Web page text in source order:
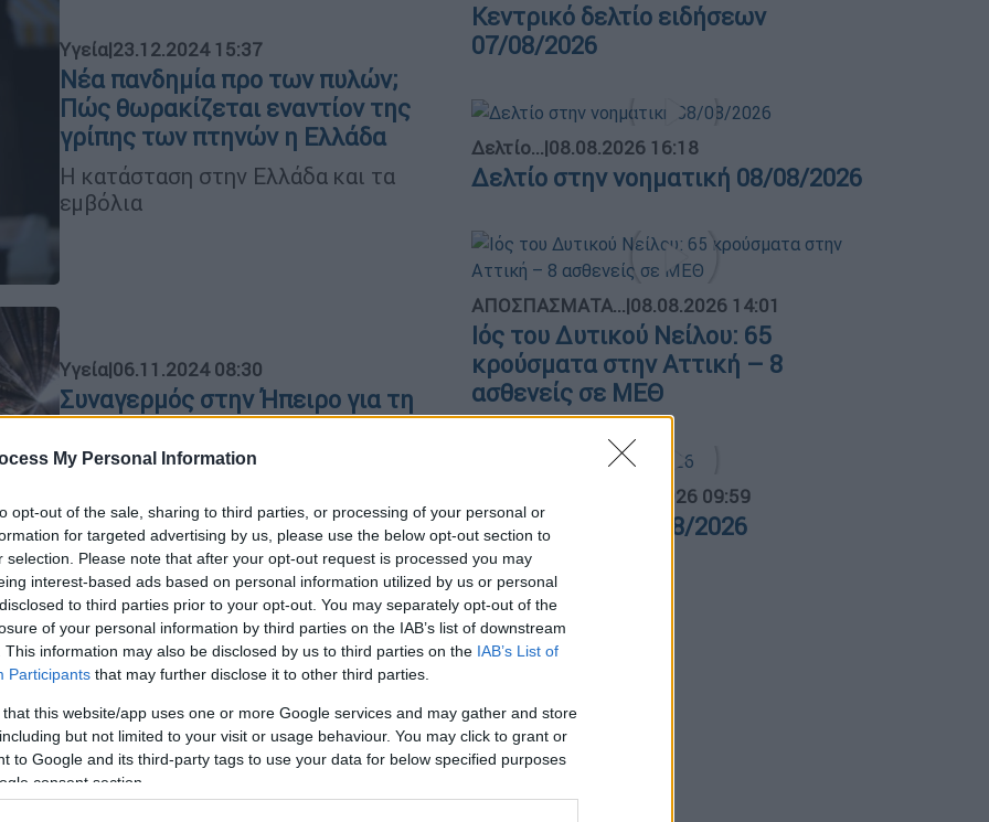
My Personal Information
opt-out of the sale, sharing to third parties, or processing of your personal or
for targeted advertising by us, please use the below opt-out section to
selection. Please note that after your opt-out request is processed you may
interest-based ads based on personal information utilized by us or personal
to third parties prior to your opt-out. You may separately opt-out of the
of your personal information by third parties on the IAB’s list of downstream
This information may also be disclosed by us to third parties on the IAB’s List of
Participants that may further disclose it to other third parties.
that this website/app uses one or more Google services and may gather and store
but not limited to your visit or usage behaviour. You may click to grant or
to Google and its third-party tags to use your data for below specified purposes
consent section.
Υγεία|23.12.2024 15:37
Νέα πανδημία προ των πυλών;
Πώς θωρακίζεται εναντίον της
γρίπης των πτηνών η Ελλάδα
Η κατάσταση στην Ελλάδα και τα
εμβόλια
Υγεία|06.11.2024 08:30
Συναγερμός στην Ήπειρο για τη
γρίπη των πτηνών που χτυπά τη
Βουλγαρία
προληπτικά μέτρα
Κόσμος|01.10.2024 14:51
Χιτσκοκικές εικόνες στην
Αργεντινή: Χιλιάδες παπαγάλοι
στον ουρανό της πόλης Χιλάριο
Ασκασούμπι – Αναζητούν
καταφύγιο
Κεντρικό δελτίο ειδήσεων
07/08/2026
Δελτίο...|08.08.2026 16:18
Δελτίο στην νοηματική 08/08/2026
ΑΠΟΣΠΑΣΜΑΤΑ...|08.08.2026 14:01
Ιός του Δυτικού Νείλου: 65
κρούσματα στην Αττική – 8
ασθενείς σε ΜΕΘ
07.08.2026 09:59
Ώρα Ελλάδος 07/08/2026